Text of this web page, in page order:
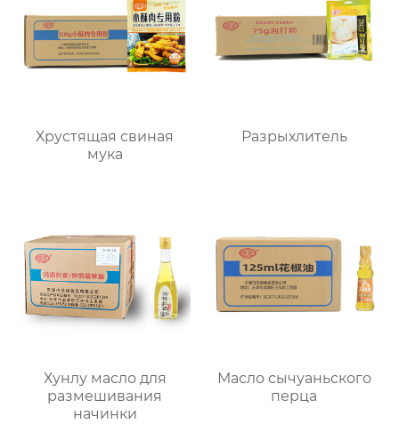
Хрустящая свиная
мука
Разрыхлитель
Хунлу масло для
размешивания
начинки
Масло сычуаньского
перца